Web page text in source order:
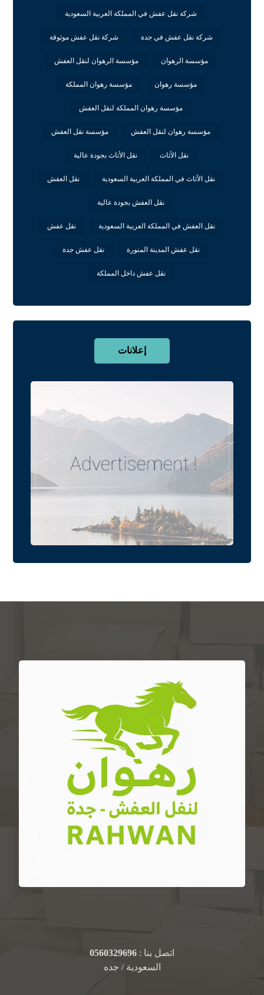
شركة نقل عفش في المملكة العربية السعودية
شركة نقل عفش في جدة شركة نقل عفش موثوقة
مؤسسة الرهوان مؤسسة الرهوان لنقل العفش
مؤسسة رهوان مؤسسة رهوان المملكة
مؤسسة رهوان المملكة لنقل العفش
مؤسسة رهوان لنقل العفش مؤسسة نقل العفش
نقل الأثاث نقل الأثاث بجودة عالية
نقل الأثاث في المملكة العربية السعودية نقل العفش
نقل العفش بجودة عالية
نقل العفش في المملكة العربية السعودية نقل عفش
نقل عفش المدينة المنورة نقل عفش جدة
نقل عفش داخل المملكة
إعلانات
اتصل بنا : 0560329696
السعودية / جده